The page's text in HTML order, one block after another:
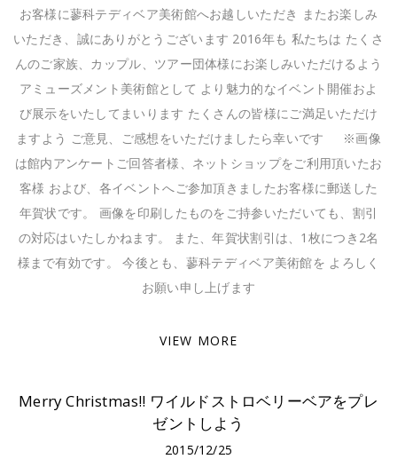
お客様に蓼科テディベア美術館へお越しいただき またお楽しみ
いただき、誠にありがとうございます 2016年も 私たちは たくさ
んのご家族、カップル、ツアー団体様にお楽しみいただけるよう
アミューズメント美術館として より魅力的なイベント開催およ
び展示をいたしてまいります たくさんの皆様にご満足いただけ
ますよう ご意見、ご感想をいただけましたら幸いです ※画像
は館内アンケートご回答者様、ネットショップをご利用頂いたお
客様 および、各イベントへご参加頂きましたお客様に郵送した
年賀状です。 画像を印刷したものをご持参いただいても、割引
の対応はいたしかねます。 また、年賀状割引は、1枚につき2名
様まで有効です。 今後とも、蓼科テディベア美術館を よろしく
お願い申し上げます
VIEW MORE
Merry Christmas!! ワイルドストロベリーベアをプレ
ゼントしよう
2015/12/25